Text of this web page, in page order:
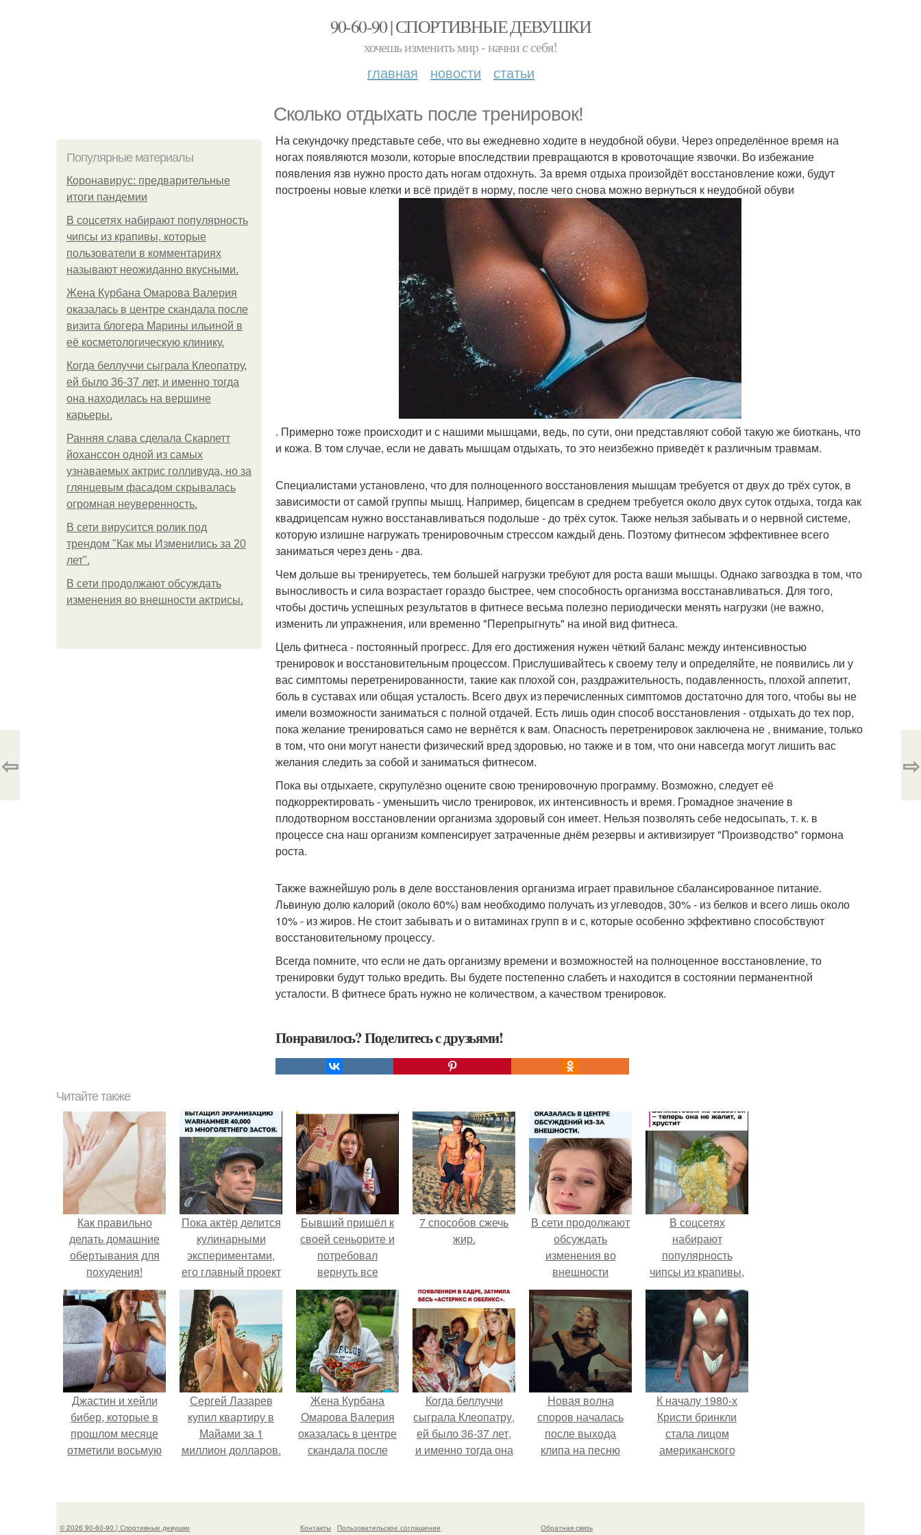
90-60-90 | СПОРТИВНЫЕ ДЕВУШКИ
хочешь изменить мир - начни с себя!
главная новости статьи
Сколько отдыхать после тренировок!
Популярные материалы
Коронавирус: предварительные
итоги пандемии
В соцсетях набирают популярность
чипсы из крапивы, которые
пользователи в комментариях
называют неожиданно вкусными.
Жена Курбана Омарова Валерия
оказалась в центре скандала после
визита блогера Марины ильиной в
её косметологическую клинику.
Когда беллуччи сыграла Клеопатру,
ей было 36-37 лет, и именно тогда
она находилась на вершине
карьеры.
Ранняя слава сделала Скарлетт
йоханссон одной из самых
узнаваемых актрис голливуда, но за
глянцевым фасадом скрывалась
огромная неуверенность.
В сети вирусится ролик под
трендом "Как мы Изменились за 20
лет".
В сети продолжают обсуждать
изменения во внешности актрисы.
На секундочку представьте себе, что вы ежедневно ходите в неудобной обуви. Через определённое время на
ногах появляются мозоли, которые впоследствии превращаются в кровоточащие язвочки. Во избежание
появления язв нужно просто дать ногам отдохнуть. За время отдыха произойдёт восстановление кожи, будут
построены новые клетки и всё придёт в норму, после чего снова можно вернуться к неудобной обуви
. Примерно тоже происходит и с нашими мышцами, ведь, по сути, они представляют собой такую же биоткань, что
и кожа. В том случае, если не давать мышцам отдыхать, то это неизбежно приведёт к различным травмам.
Специалистами установлено, что для полноценного восстановления мышцам требуется от двух до трёх суток, в
зависимости от самой группы мышц. Например, бицепсам в среднем требуется около двух суток отдыха, тогда как
квадрицепсам нужно восстанавливаться подольше - до трёх суток. Также нельзя забывать и о нервной системе,
которую излишне нагружать тренировочным стрессом каждый день. Поэтому фитнесом эффективнее всего
заниматься через день - два.
Чем дольше вы тренируетесь, тем большей нагрузки требуют для роста ваши мышцы. Однако загвоздка в том, что
выносливость и сила возрастает гораздо быстрее, чем способность организма восстанавливаться. Для того,
чтобы достичь успешных результатов в фитнесе весьма полезно периодически менять нагрузки (не важно,
изменить ли упражнения, или временно "Перепрыгнуть" на иной вид фитнеса.
Цель фитнеса - постоянный прогресс. Для его достижения нужен чёткий баланс между интенсивностью
тренировок и восстановительным процессом. Прислушивайтесь к своему телу и определяйте, не появились ли у
вас симптомы перетренированности, такие как плохой сон, раздражительность, подавленность, плохой аппетит,
боль в суставах или общая усталость. Всего двух из перечисленных симптомов достаточно для того, чтобы вы не
имели возможности заниматься с полной отдачей. Есть лишь один способ восстановления - отдыхать до тех пор,
пока желание тренироваться само не вернётся к вам. Опасность перетренировок заключена не , внимание, только
в том, что они могут нанести физический вред здоровью, но также и в том, что они навсегда могут лишить вас
желания следить за собой и заниматься фитнесом.
Пока вы отдыхаете, скрупулёзно оцените свою тренировочную программу. Возможно, следует её
подкорректировать - уменьшить число тренировок, их интенсивность и время. Громадное значение в
плодотворном восстановлении организма здоровый сон имеет. Нельзя позволять себе недосыпать, т. к. в
процессе сна наш организм компенсирует затраченные днём резервы и активизирует "Производство" гормона
роста.
Также важнейшую роль в деле восстановления организма играет правильное сбалансированное питание.
Львиную долю калорий (около 60%) вам необходимо получать из углеводов, 30% - из белков и всего лишь около
10% - из жиров. Не стоит забывать и о витаминах групп в и с, которые особенно эффективно способствуют
восстановительному процессу.
Всегда помните, что если не дать организму времени и возможностей на полноценное восстановление, то
тренировки будут только вредить. Вы будете постепенно слабеть и находится в состоянии перманентной
усталости. В фитнесе брать нужно не количеством, а качеством тренировок.
Понравилось? Поделитесь с друзьями!
⇦ ⇨
Читайте также
Как правильно
делать домашние
обертывания для
похудения!
Пока актёр делится
кулинарными
экспериментами,
его главный проект
сделал серьёзный
шаг вперёд.
Бывший пришёл к
своей сеньорите и
потребовал
вернуть все
подарки.
7 способов сжечь
жир.
В сети продолжают
обсуждать
изменения во
внешности
актрисы.
В соцсетях
набирают
популярность
чипсы из крапивы,
которые
пользователи в
комментариях
называют
неожиданно
вкусными.
Джастин и хейли
бибер, которые в
прошлом месяце
отметили восьмую
новые фото с
Сергей Лазарев
купил квартиру в
Майами за 1
миллион долларов.
Жена Курбана
Омарова Валерия
оказалась в центре
скандала после
её
Когда беллуччи
сыграла Клеопатру,
ей было 36-37 лет,
и именно тогда она
Новая волна
споров началась
после выхода
клипа на песню
К началу 1980-х
Кристи бринкли
стала лицом
американского
воплощением
© 2026 90-60-90 | Спортивные девушки Контакты Пользовательское соглашение Обратная связь